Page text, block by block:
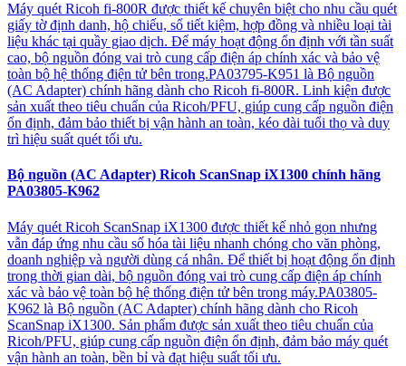
Máy quét Ricoh fi-800R được thiết kế chuyên biệt cho nhu cầu quét
giấy tờ định danh, hộ chiếu, sổ tiết kiệm, hợp đồng và nhiều loại tài
liệu khác tại quầy giao dịch. Để máy hoạt động ổn định với tần suất
cao, bộ nguồn đóng vai trò cung cấp điện áp chính xác và bảo vệ
toàn bộ hệ thống điện tử bên trong.PA03795-K951 là Bộ nguồn
(AC Adapter) chính hãng dành cho Ricoh fi-800R. Linh kiện được
sản xuất theo tiêu chuẩn của Ricoh/PFU, giúp cung cấp nguồn điện
ổn định, đảm bảo thiết bị vận hành an toàn, kéo dài tuổi thọ và duy
trì hiệu suất quét tối ưu.
Bộ nguồn (AC Adapter) Ricoh ScanSnap iX1300 chính hãng
PA03805-K962
Máy quét Ricoh ScanSnap iX1300 được thiết kế nhỏ gọn nhưng
vẫn đáp ứng nhu cầu số hóa tài liệu nhanh chóng cho văn phòng,
doanh nghiệp và người dùng cá nhân. Để thiết bị hoạt động ổn định
trong thời gian dài, bộ nguồn đóng vai trò cung cấp điện áp chính
xác và bảo vệ toàn bộ hệ thống điện tử bên trong máy.PA03805-
K962 là Bộ nguồn (AC Adapter) chính hãng dành cho Ricoh
ScanSnap iX1300. Sản phẩm được sản xuất theo tiêu chuẩn của
Ricoh/PFU, giúp cung cấp nguồn điện ổn định, đảm bảo máy quét
vận hành an toàn, bền bỉ và đạt hiệu suất tối ưu.